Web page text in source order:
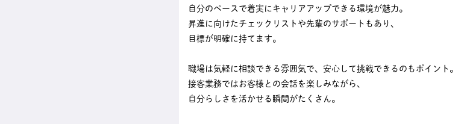
自分のペースで着実にキャリアアップできる環境が魅力。
昇進に向けたチェックリストや先輩のサポートもあり、
目標が明確に持てます。
職場は気軽に相談できる雰囲気で、安心して挑戦できるのもポイント。
接客業務ではお客様との会話を楽しみながら、
自分らしさを活かせる瞬間がたくさん。